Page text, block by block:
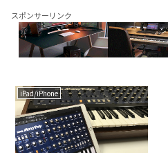
スポンサーリンク
iPad/iPhone